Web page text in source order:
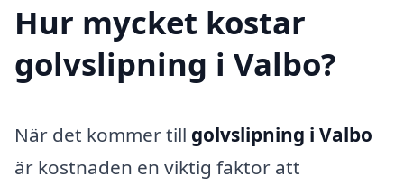
Hur mycket kostar
golvslipning i Valbo?
När det kommer till golvslipning i Valbo
är kostnaden en viktig faktor att